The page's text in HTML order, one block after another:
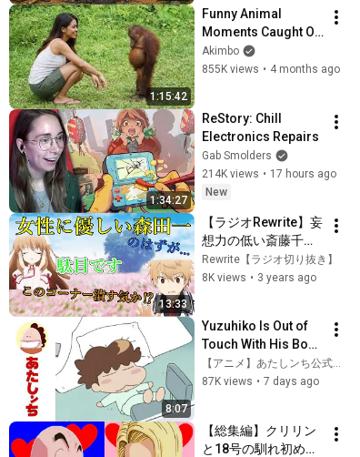
1:15:42
Funny Animal
Moments Caught On
Camera
Akimbo
855K views • 4 months ago
1:34:27
ReStory: Chill
Electronics Repairs
Gab Smolders
214K views • 17 hours ago
New
13:33
【ラジオRewrite】妄
想力の低い斎藤千和
さんをリスナーと一
緒に強化しようとす
Rewrite【ラジオ切り抜き】
8K views • 3 years ago
8:07
Yuzuhiko Is Out of
Touch With His Body
EP 253 | Atashin'chi |
[ENG sub]
【アニメ】あたしンち公式チャンネル
87K views • 7 days ago
【総集編】クリリン
と18号の馴れ初めを